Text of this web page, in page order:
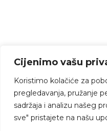
Cijenimo vašu
Koristimo kolačiće za
pregledavanja, pružanje
sadržaja i analizu našeg
sve" pristajete na našu